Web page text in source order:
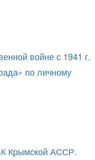
войне с 1941 г.
по личному
Крымской АССР.